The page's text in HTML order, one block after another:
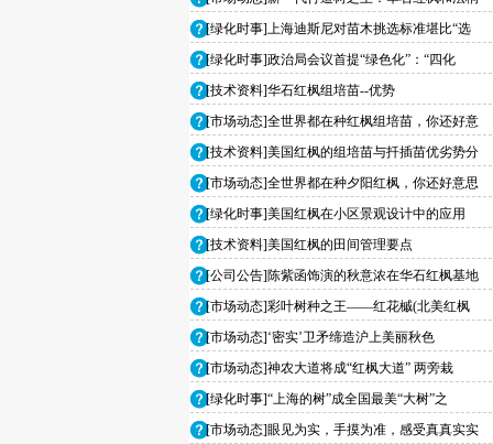
[绿化时事]上海迪斯尼对苗木挑选标准堪比“选
[绿化时事]政治局会议首提“绿色化”：“四化
[技术资料]华石红枫组培苗--优势
[市场动态]全世界都在种红枫组培苗，你还好意
[技术资料]美国红枫的组培苗与扦插苗优劣势分
[市场动态]全世界都在种夕阳红枫，你还好意思
[绿化时事]美国红枫在小区景观设计中的应用
[技术资料]美国红枫的田间管理要点
[公司公告]陈紫函饰演的秋意浓在华石红枫基地
[市场动态]彩叶树种之王——红花槭(北美红枫
[市场动态]‘密实’卫矛缔造沪上美丽秋色
[市场动态]神农大道将成“红枫大道” 两旁栽
[绿化时事]“上海的树”成全国最美“大树”之
[市场动态]眼见为实，手摸为准，感受真真实实